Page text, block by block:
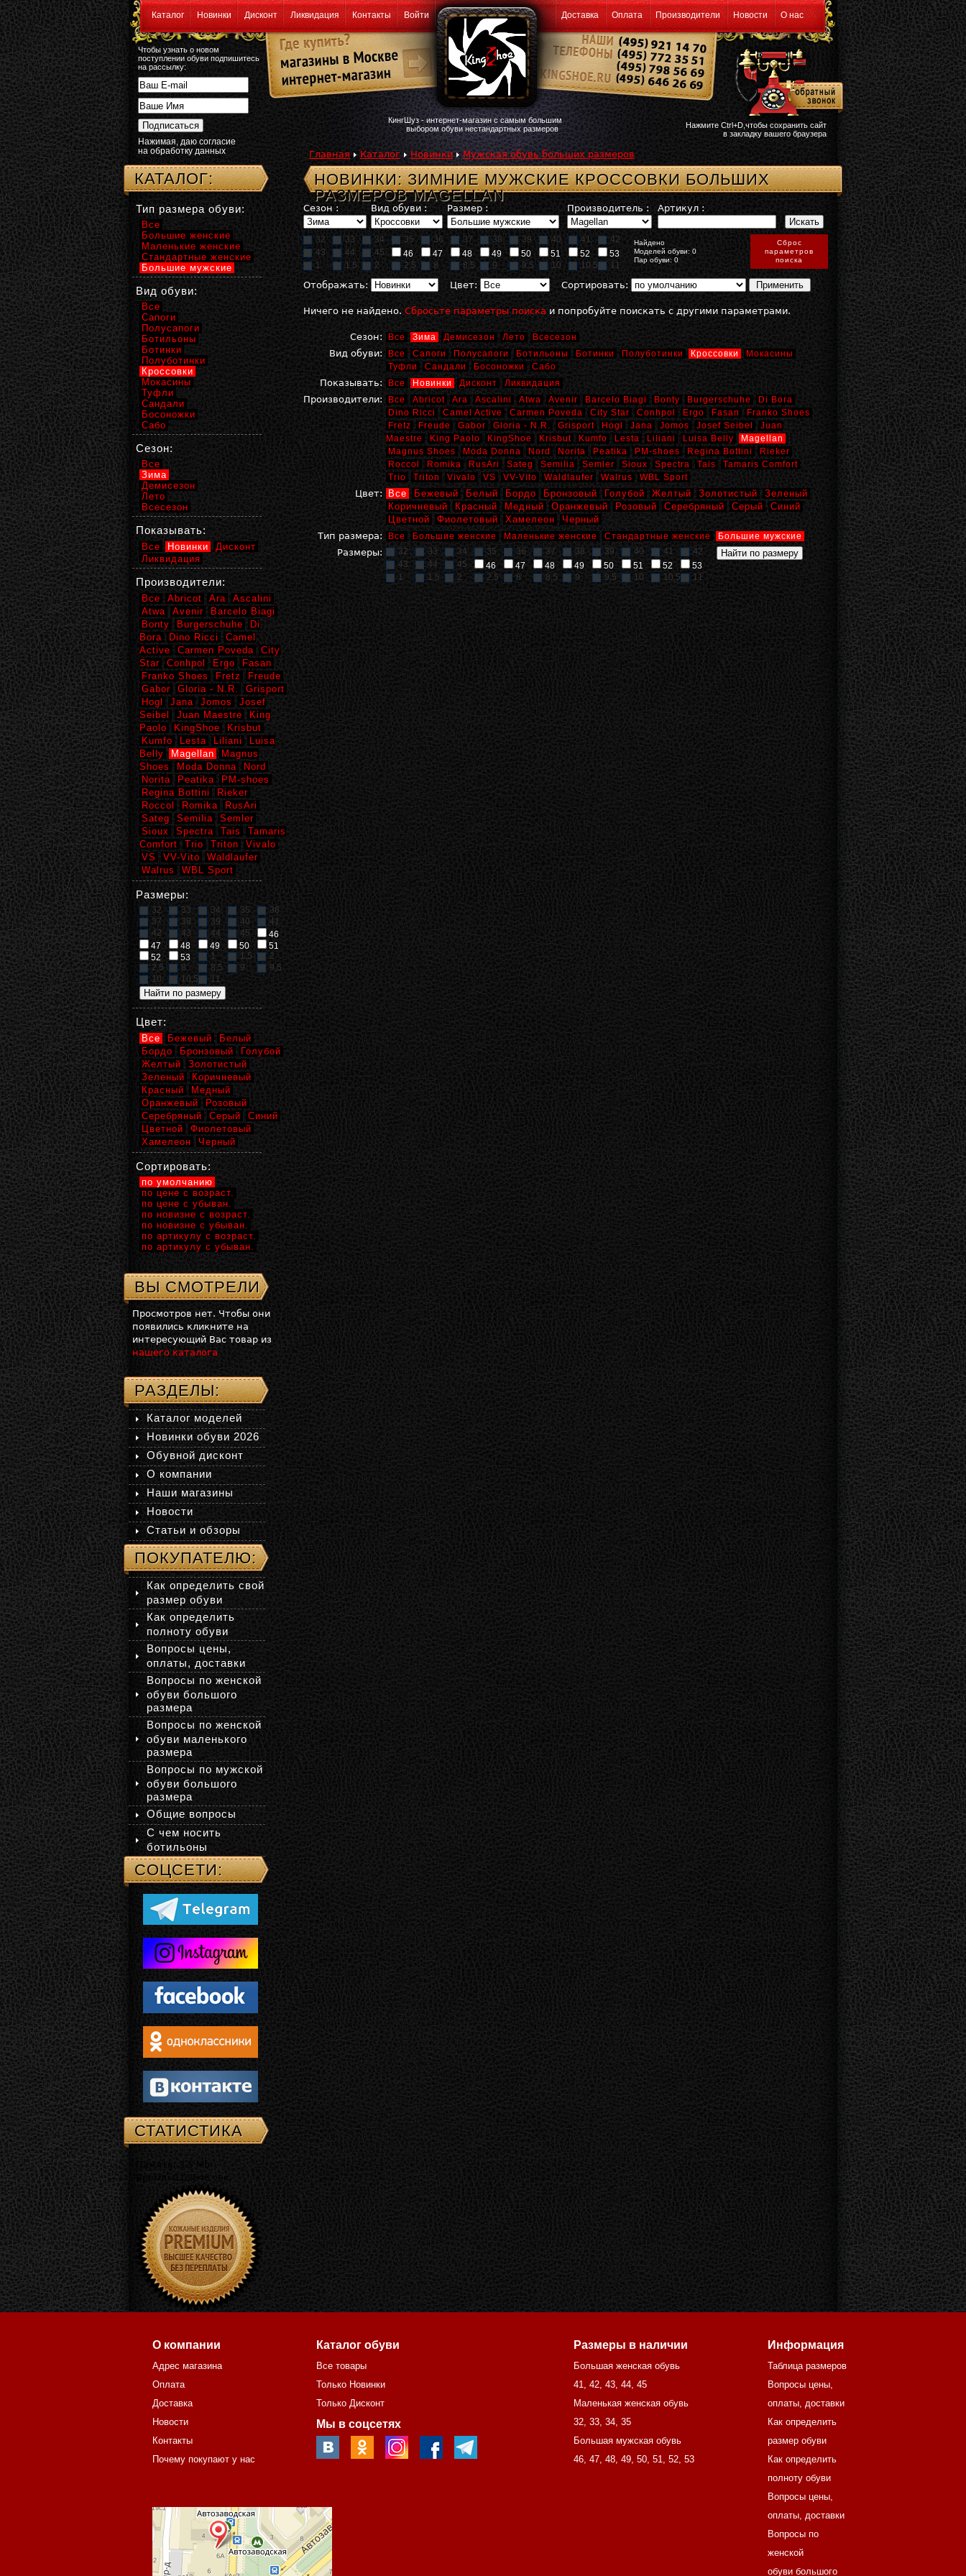
Каталог Новинки Дисконт Ликвидация Контакты Войти Доставка Оплата Производители Новости О нас
Чтобы узнать о новом
поступлении обуви подпишитесь
на рассылку:
Нажимая, даю согласие
на обработку данных
КингШуз - интернет-магазин с самым большим
выбором обуви нестандартных размеров
Нажмите Ctrl+D,чтобы сохранить сайт
в закладку вашего браузера
Главная Каталог Новинки Мужская обувь больших размеров
НОВИНКИ: ЗИМНИЕ МУЖСКИЕ КРОССОВКИ БОЛЬШИХ
РАЗМЕРОВ MAGELLAN
Сезон : Вид обуви : Размер : Производитель : Артикул :
32 33 34 35 36 37 38 39 40 41
42
43
44 45 46 47 48 49 50 51 52
53
1
1,5 2 2,5 8 8,5 9 9,5 10 10,5 11
Найдено
Моделей обуви: 0
Пар обуви: 0
Сброс
параметров
поиска
Отображать: Цвет: Сортировать:
Ничего не найдено. Сбросьте параметры поиска и попробуйте поискать с другими параметрами.
Сезон: Все Зима Демисезон Лето Всесезон
Вид обуви: Все Сапоги Полусапоги Ботильоны Ботинки Полуботинки Кроссовки
Мокасины
Туфли
Сандали Босоножки Сабо
Показывать: Все Новинки Дисконт Ликвидация
Производители: Все Abricot Ara Ascalini Atwa Avenir Barcelo Biagi Bonty Burgerschuhe
Di Bora
Dino Ricci
Camel Active Carmen Poveda City Star Conhpol Ergo Fasan
Franko Shoes
Fretz
Freude Gabor Gloria - N.R. Grisport Hogl Jana Jomos Josef Seibel
Juan
Maestre
King Paolo KingShoe Krisbut Kumfo Lesta Liliani Luisa Belly
Magellan
Magnus Shoes
Moda Donna Nord Norita Peatika PM-shoes Regina Bottini
Rieker
Roccol
Romika RusAri Sateg Semilia Semler Sioux Spectra Tais
Tamaris Comfort
Trio
Triton Vivalo VS VV-Vito Waldlaufer Walrus WBL Sport
Цвет: Все Бежевый Белый Бордо Бронзовый Голубой Желтый Золотистый
Зеленый
Коричневый
Красный Медный Оранжевый Розовый Серебряный Серый
Синий
Цветной
Фиолетовый Хамелеон
Черный
Тип размера:
Все Большие женские Маленькие женские Стандартные женские Большие мужские
Размеры: 32 33 34 35 36 37 38 39 40 41
42
43
44 45 46 47 48 49 50 51 52
53
1
1,5 2 2,5 8 8,5 9 9,5 10 10,5 11
КАТАЛОГ:
Тип размера обуви:
Все
Большие женские
Маленькие женские
Стандартные женские
Большие мужские
Вид обуви:
Все
Сапоги
Полусапоги
Ботильоны
Ботинки
Полуботинки
Кроссовки
Мокасины
Туфли
Сандали
Босоножки
Сабо
Сезон:
Все
Зима
Демисезон
Лето
Всесезон
Показывать:
Все Новинки
Дисконт
Ликвидация
Производители:
Все Abricot Ara
Ascalini
Atwa
Avenir
Barcelo Biagi
Bonty
Burgerschuhe
Di
Bora
Dino Ricci
Camel
Active
Carmen Poveda
City
Star
Conhpol Ergo
Fasan
Franko Shoes
Fretz
Freude
Gabor
Gloria - N.R.
Grisport
Hogl
Jana Jomos
Josef
Seibel
Juan Maestre
King
Paolo
KingShoe
Krisbut
Kumfo
Lesta Liliani
Luisa
Belly
Magellan
Magnus
Shoes
Moda Donna
Nord
Norita
Peatika
PM-shoes
Regina Bottini
Rieker
Roccol
Romika
RusAri
Sateg
Semilia
Semler
Sioux
Spectra Tais
Tamaris
Comfort
Trio Triton
Vivalo
VS
VV-Vito
Waldlaufer
Walrus
WBL Sport
Размеры:
32 33 34 35
36
37
38 39 40
41
42
43 44 45
46
47
48 49 50
51
52
53 1 1,5
2
2,5
8 8,5 9
9,5
10
10,5 11
Цвет:
Все Бежевый
Белый
Бордо
Бронзовый
Голубой
Желтый
Золотистый
Зеленый
Коричневый
Красный
Медный
Оранжевый
Розовый
Серебряный
Серый
Синий
Цветной
Фиолетовый
Хамелеон
Черный
Сортировать:
по умолчанию
по цене с возраст.
по цене с убыван.
по новизне с возраст.
по новизне с убыван.
по артикулу с возраст.
по артикулу с убыван.
ВЫ СМОТРЕЛИ
Просмотров нет. Чтобы они
появились кликните на
интересующий Вас товар из
нашего каталога
РАЗДЕЛЫ:
Каталог моделей
Новинки обуви 2026
Обувной дисконт
О компании
Наши магазины
Новости
Статьи и обзоры
ПОКУПАТЕЛЮ:
Как определить свой
размер обуви
Как определить
полноту обуви
Вопросы цены,
оплаты, доставки
Вопросы по женской
обуви большого
размера
Вопросы по женской
обуви маленького
размера
Вопросы по мужской
обуви большого
размера
Общие вопросы
С чем носить
ботильоны
СОЦСЕТИ:
СТАТИСТИКА
Память: 3.5 Mb
Время: 0.02646 сек.
О компании
Адрес магазина
Оплата
Доставка
Новости
Контакты
Почему покупают у нас
Каталог обуви
Все товары
Только Новинки
Только Дисконт
Мы в соцсетях
Размеры в наличии
Большая женская обувь
41, 42, 43, 44, 45
Маленькая женская обувь
32, 33, 34, 35
Большая мужская обувь
46, 47, 48, 49, 50, 51, 52, 53
Информация
Таблица размеров
Вопросы цены,
оплаты, доставки
Как определить
размер обуви
Как определить
полноту обуви
Вопросы цены,
оплаты, доставки
Вопросы по
женской
обуви большого